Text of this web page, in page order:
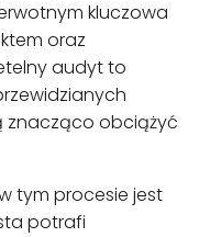
kluczowa
oraz
audyt to
znacząco obciążyć
tym procesie jest
potrafi